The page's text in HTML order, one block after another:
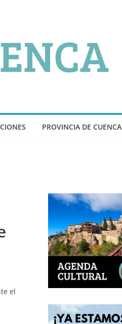
PROVINCIA DE CUENCA
el